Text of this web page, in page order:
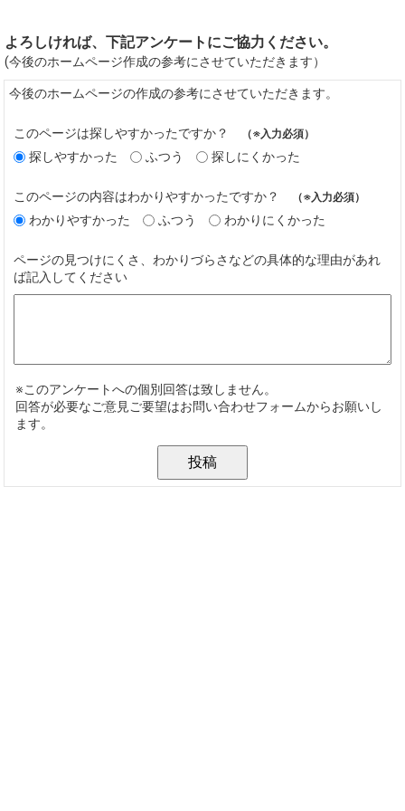
よろしければ、下記アンケートにご協力ください。
(今後のホームページ作成の参考にさせていただきます）
今後のホームページの作成の参考にさせていただきます。
このページは探しやすかったですか？ （※入力必須）
探しやすかった ふつう 探しにくかった
このページの内容はわかりやすかったですか？ （※入力必須）
わかりやすかった ふつう わかりにくかった
ページの見つけにくさ、わかりづらさなどの具体的な理由があれ
ば記入してください
※このアンケートへの個別回答は致しません。
回答が必要なご意見ご要望はお問い合わせフォームからお願いし
ます。